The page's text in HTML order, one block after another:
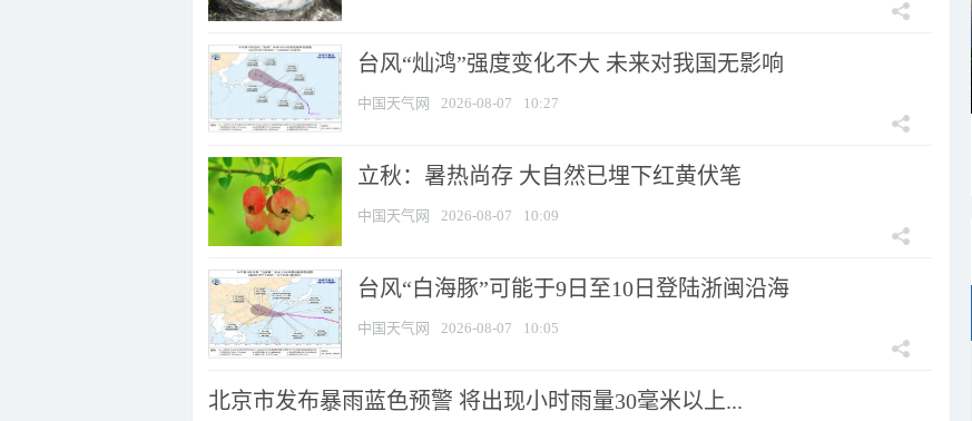
台风“灿鸿”强度变化不大 未来对我国无影响
中国天气网 2026-08-07 10:27
立秋：暑热尚存 大自然已埋下红黄伏笔
中国天气网 2026-08-07 10:09
台风“白海豚”可能于9日至10日登陆浙闽沿海
中国天气网 2026-08-07 10:05
北京市发布暴雨蓝色预警 将出现小时雨量30毫米以上...